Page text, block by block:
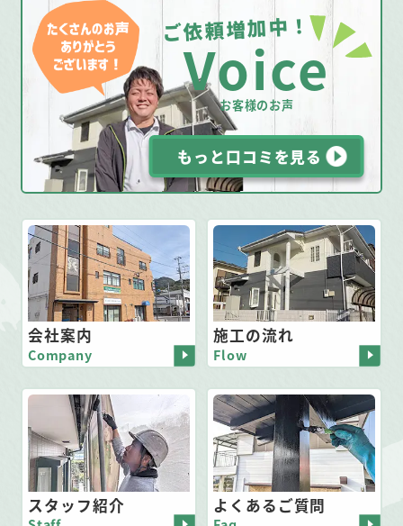
ご依頼増加中！
Voice
お客様のお声
もっと口コミを見る
会社案内
Company
施工の流れ
Flow
スタッフ紹介 よくあるご質問